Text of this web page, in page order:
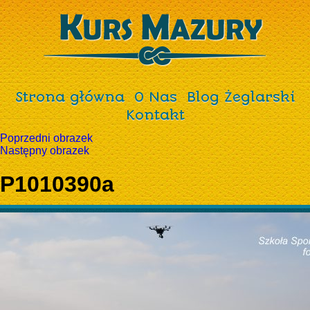
Strona główna O Nas
Blog Żeglarski
Kontakt
Poprzedni obrazek
Następny obrazek
P1010390a